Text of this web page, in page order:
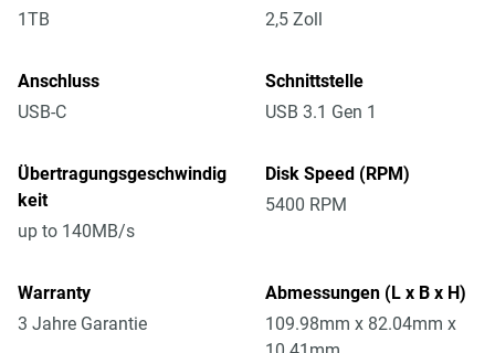
1TB
2,5 Zoll
Anschluss
USB-C
Schnittstelle
USB 3.1 Gen 1
Übertragungsgeschwindig
keit
up to 140MB/s
Disk Speed (RPM)
5400 RPM
Warranty
3 Jahre Garantie
Abmessungen (L x B x H)
109.98mm x 82.04mm x